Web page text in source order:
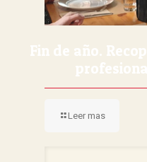
Fin de año.
Leer mas